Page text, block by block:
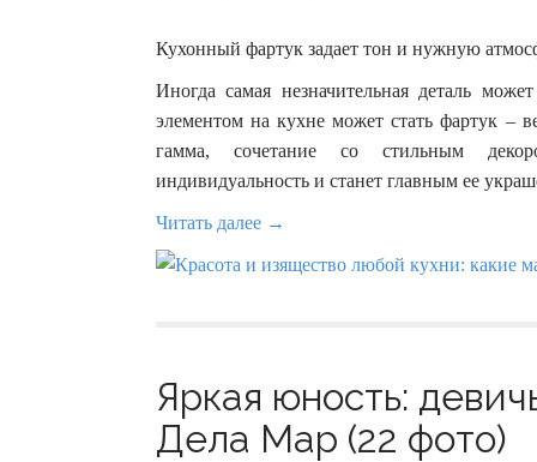
Кухонный фартук задает тон и нужную
Иногда самая незначительная деталь
элементом на кухне может стать фартук –
гамма, сочетание со стильным
индивидуальность и станет главным ее
Читать далее →
Яркая юность:
Дела Мар (22 фото)